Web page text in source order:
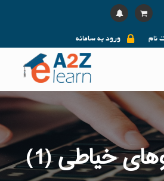
ورود به سامانه نام
خیاطی (1)